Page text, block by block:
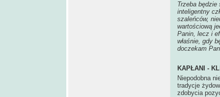
Trzeba
inteligentny
szaleńców,
wartościową
Panin, lecz i
właśnie, gdy
doczekam
KAPŁANI -
Niepodobna
tradycje
zdobycia